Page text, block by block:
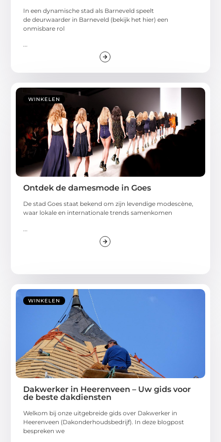
In een dynamische stad als Barneveld speelt
de deurwaarder in Barneveld (bekijk het hier) een
onmisbare rol
...
WINKELEN
Ontdek de damesmode in Goes
De stad Goes staat bekend om zijn levendige modescène,
waar lokale en internationale trends samenkomen
WINKELEN
Dakwerker in Heerenveen – Uw gids voor
de beste dakdiensten
Welkom bij onze uitgebreide gids over Dakwerker in
Heerenveen (Dakonderhoudsbedrijf). In deze blogpost
bespreken we